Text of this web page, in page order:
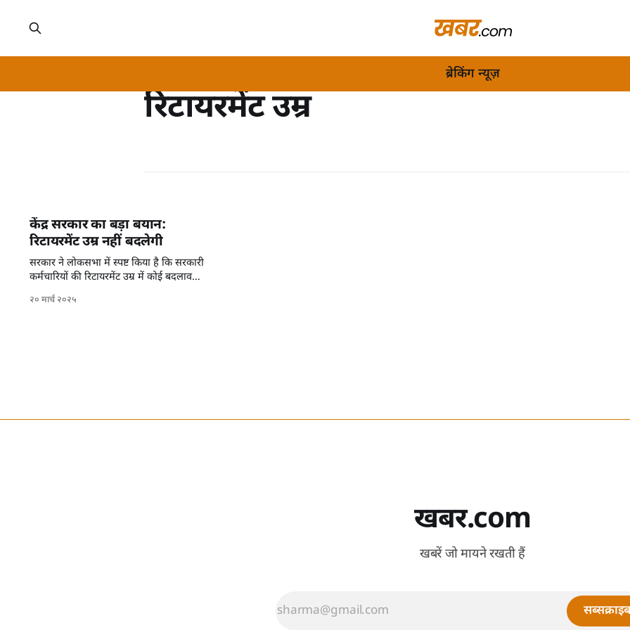
ब्रेकिंग न्यूज़
रिटायरमेंट उम्र
केंद्र सरकार का बड़ा बयान:
रिटायरमेंट उम्र नहीं बदलेगी
सरकार ने लोकसभा में स्पष्ट किया है कि सरकारी
कर्मचारियों की रिटायरमेंट उम्र में कोई बदलाव
नहीं किया जाएगा।
२० मार्च २०२५
खबर.com
खबरें जो मायने रखती हैं